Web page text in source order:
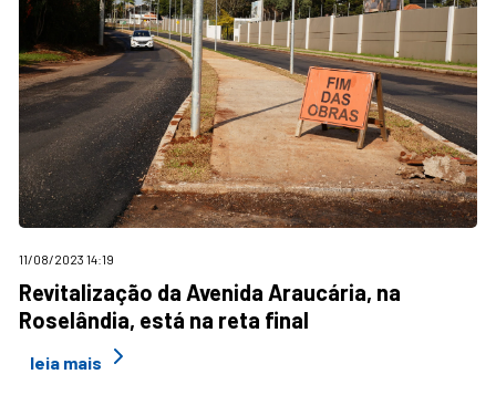
11/08/2023 14:19
Revitalização da Avenida Araucária, na
Roselândia, está na reta final
leia mais